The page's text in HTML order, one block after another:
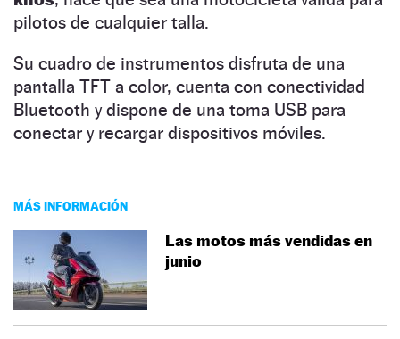
pilotos de cualquier talla.
Su cuadro de instrumentos disfruta de una
pantalla TFT a color, cuenta con conectividad
Bluetooth y dispone de una toma USB para
conectar y recargar dispositivos móviles.
MÁS INFORMACIÓN
Las motos más vendidas en
junio